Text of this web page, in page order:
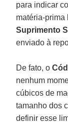
para indicar
matéria-prima
Suprimento
enviado à
De fato, o
nenhum
cúbicos de
tamanho dos
definir esse